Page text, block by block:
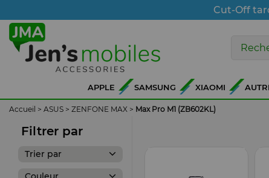
Cut-Off
APPLE SAMSUNG XIAOMI
Accueil > ASUS > ZENFONE MAX > Max Pro M1 (ZB602KL)
Filtrer par
Trier par